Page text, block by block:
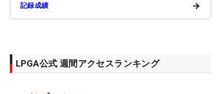
記録成績 →
LPGA公式 週間アクセスランキング